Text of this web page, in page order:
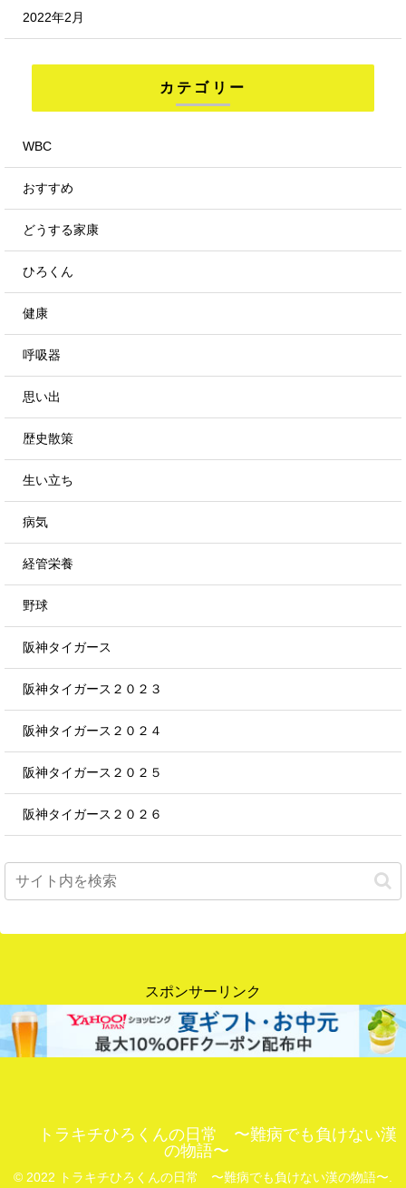
2022年2月
カテゴリー
WBC
おすすめ
どうする家康
ひろくん
健康
呼吸器
思い出
歴史散策
生い立ち
病気
経管栄養
野球
阪神タイガース
阪神タイガース２０２３
阪神タイガース２０２４
阪神タイガース２０２５
阪神タイガース２０２６
スポンサーリンク
トラキチひろくんの日常 〜難病でも負けない漢
の物語〜
© 2022 トラキチひろくんの日常 〜難病でも負けない漢の物語〜.